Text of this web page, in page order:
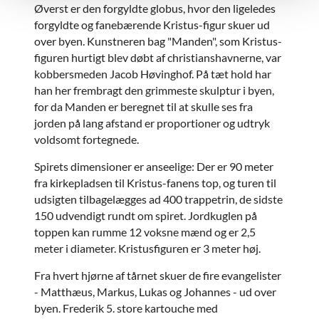
Øverst er den forgyldte globus, hvor den ligeledes
forgyldte og fanebærende Kristus-figur skuer ud
over byen. Kunstneren bag "Manden", som Kristus-
figuren hurtigt blev døbt af christianshavnerne, var
kobbersmeden Jacob Høvinghof. På tæt hold har
han her frembragt den grimmeste skulptur i byen,
for da Manden er beregnet til at skulle ses fra
jorden på lang afstand er proportioner og udtryk
voldsomt fortegnede.
Spirets dimensioner er anseelige: Der er 90 meter
fra kirkepladsen til Kristus-fanens top, og turen til
udsigten tilbagelægges ad 400 trappetrin, de sidste
150 udvendigt rundt om spiret. Jordkuglen på
toppen kan rumme 12 voksne mænd og er 2,5
meter i diameter. Kristusfiguren er 3 meter høj.
Fra hvert hjørne af tårnet skuer de fire evangelister
- Matthæus, Markus, Lukas og Johannes - ud over
byen. Frederik 5. store kartouche med